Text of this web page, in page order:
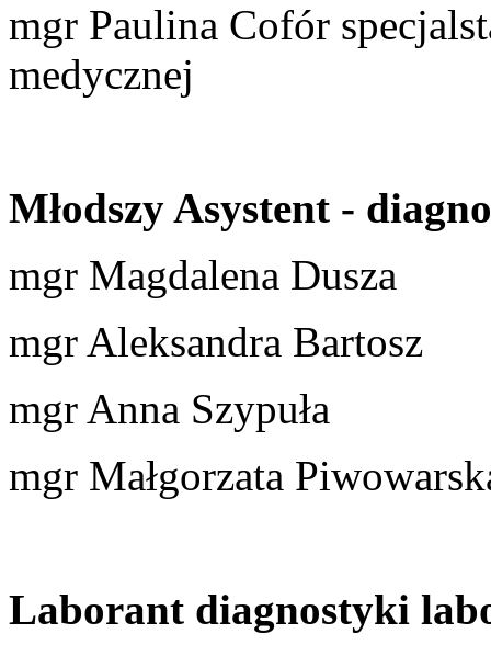
mgr Paulina Cofór
medycznej
Młodszy Asystent -
mgr Magdalena Dusza
mgr Aleksandra Bartosz
mgr Anna Szypuła
mgr Małgorzata
Laborant diagnostyki